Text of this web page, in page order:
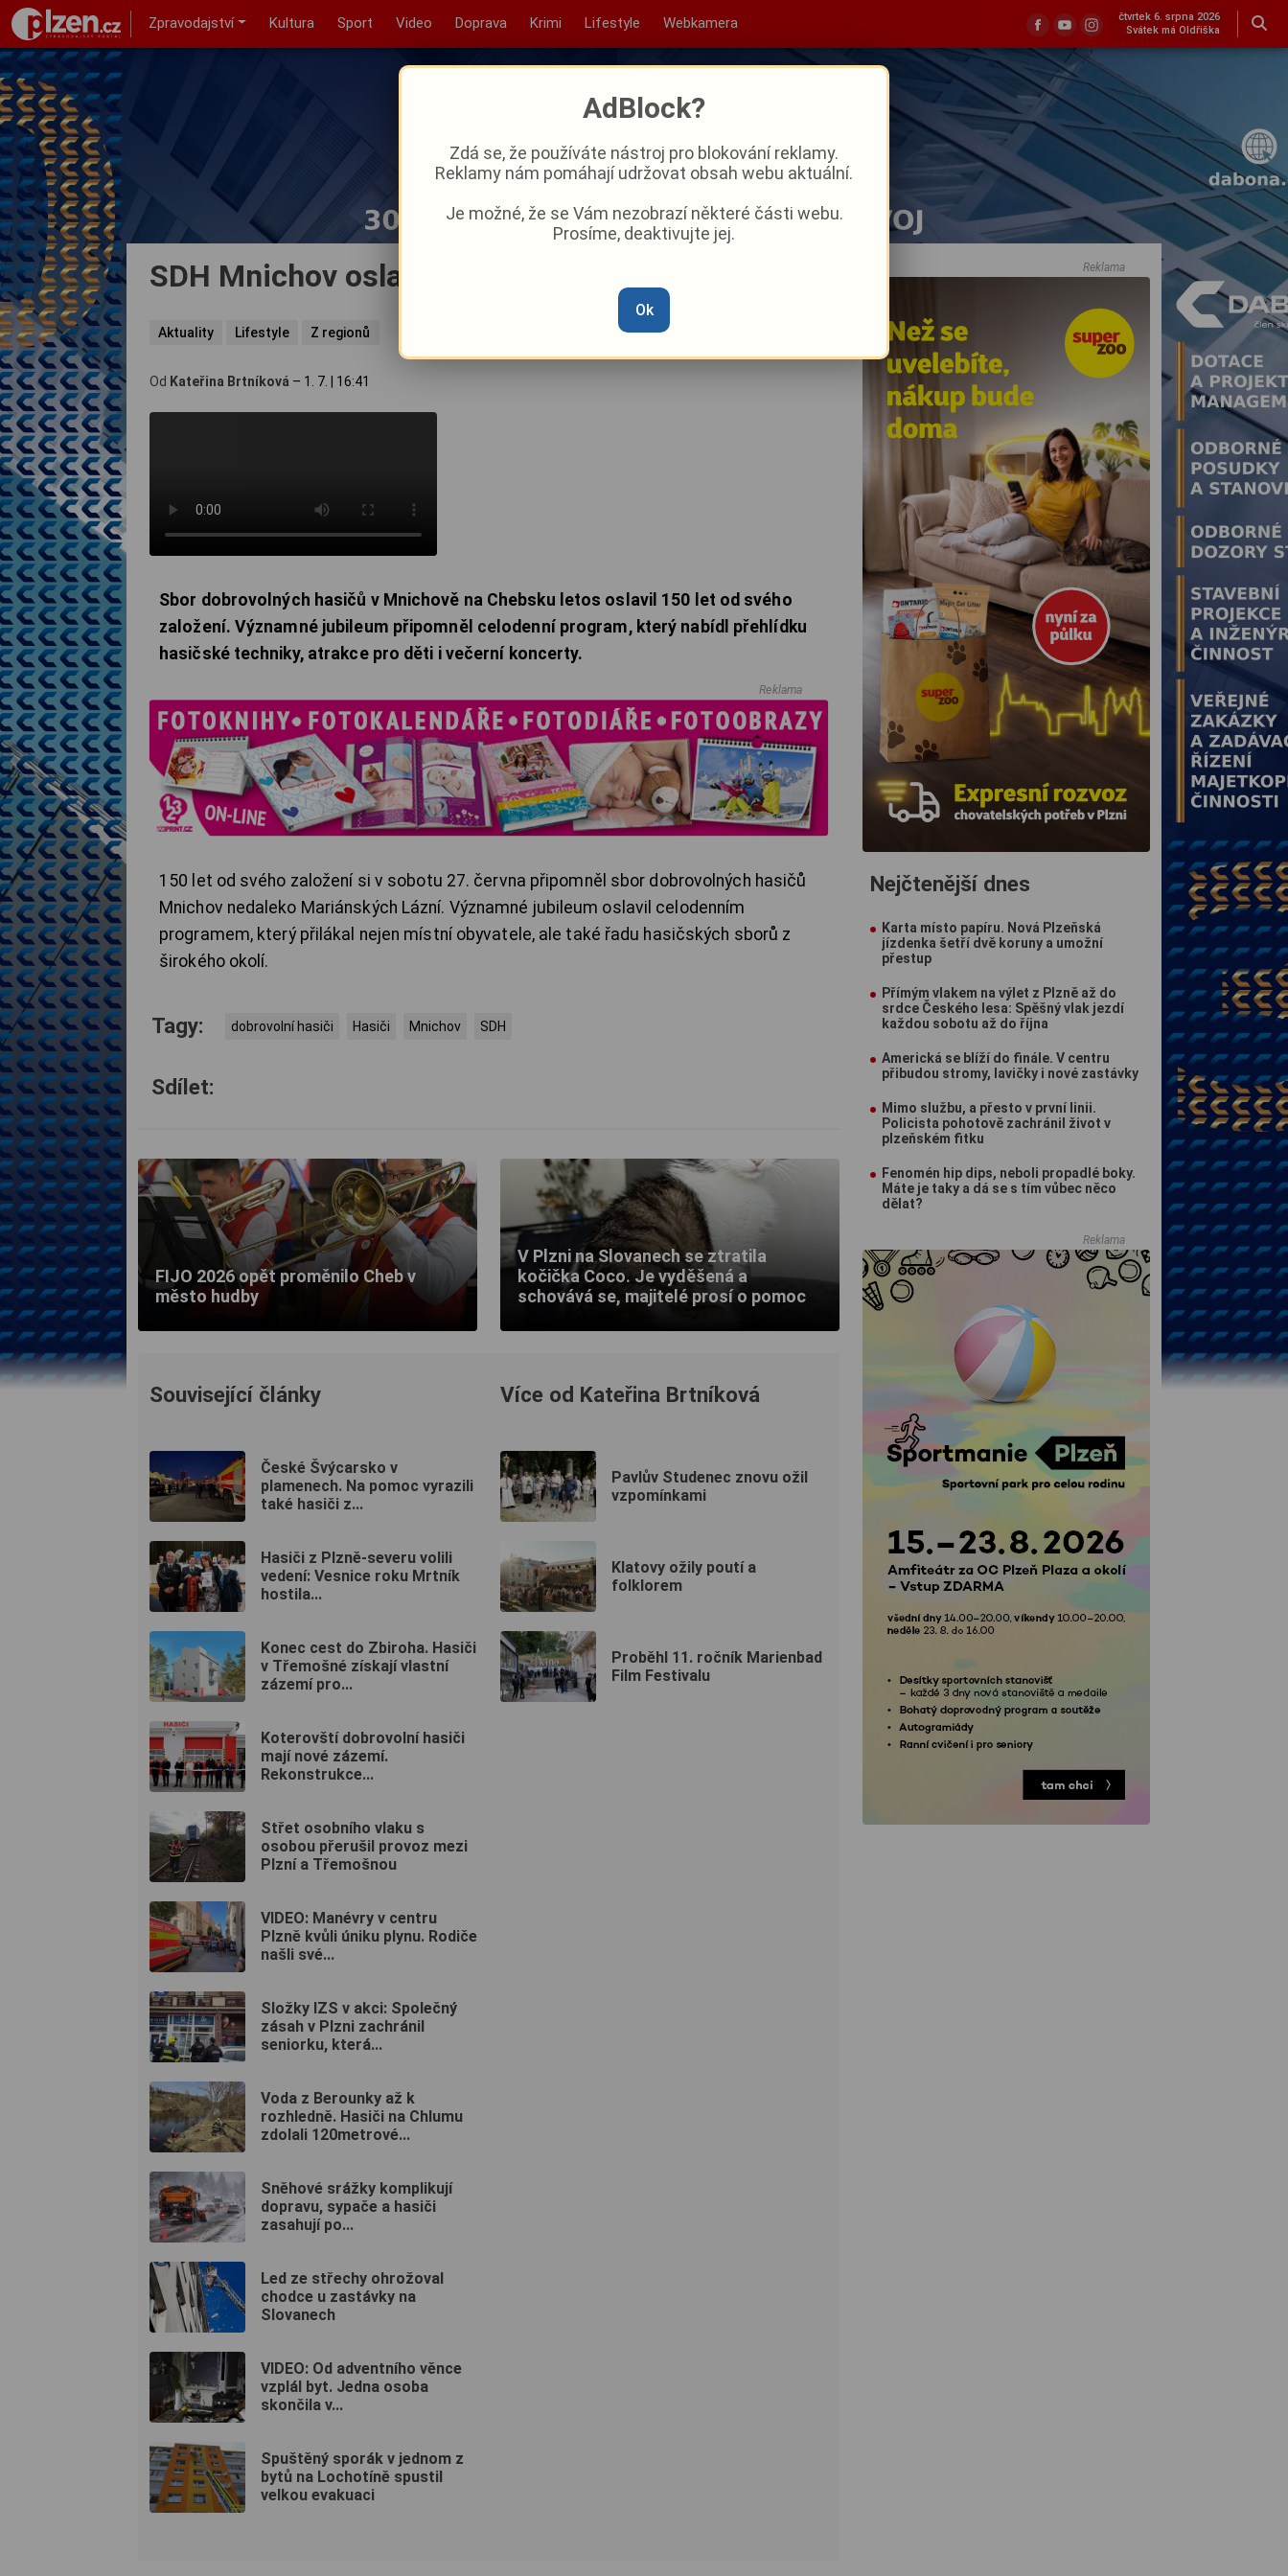
Zpravodajství Kultura Sport Video Doprava Krimi Lifestyle Webkamera
čtvrtek 6. srpna 2026
Svátek má Oldřiška
SDH Mnichov oslavil 150 let
Aktuality Lifestyle Z regionů
Od Kateřina Brtníková – 1. 7. 16:41
Sbor dobrovolných hasičů v Mnichově na Chebsku letos oslavil 150 let od svého
založení. Významné jubileum připomněl celodenní program, který nabídl přehlídku
hasičské techniky, atrakce pro děti i večerní koncerty.
Reklama
150 let od svého založení si v sobotu 27. června připomněl sbor dobrovolných hasičů
Mnichov nedaleko Mariánských Lázní. Významné jubileum oslavil celodenním
programem, který přilákal nejen místní obyvatele, ale také řadu hasičských sborů z
širokého okolí.
Tagy: dobrovolní hasiči Hasiči Mnichov SDH
Sdílet:
FIJO 2026 opět proměnilo Cheb v
město hudby
V Plzni na Slovanech se ztratila
kočička Coco. Je vyděšená a
schovává se, majitelé prosí o pomoc
Související články
České Švýcarsko v
plamenech. Na pomoc vyrazili
také hasiči z...
Hasiči z Plzně-severu volili
vedení: Vesnice roku Mrtník
hostila...
Konec cest do Zbiroha. Hasiči
v Třemošné získají vlastní
zázemí pro...
Koterovští dobrovolní hasiči
mají nové zázemí.
Rekonstrukce...
Střet osobního vlaku s
osobou přerušil provoz mezi
Plzní a Třemošnou
VIDEO: Manévry v centru
Plzně kvůli úniku plynu. Rodiče
našli své...
Složky IZS v akci: Společný
zásah v Plzni zachránil
seniorku, která...
Voda z Berounky až k
rozhledně. Hasiči na Chlumu
zdolali 120metrové...
Sněhové srážky komplikují
dopravu, sypače a hasiči
zasahují po...
Led ze střechy ohrožoval
chodce u zastávky na
Slovanech
VIDEO: Od adventního věnce
vzplál byt. Jedna osoba
skončila v...
Spuštěný sporák v jednom z
bytů na Lochotíně spustil
velkou evakuaci
Více od Kateřina Brtníková
Pavlův Studenec znovu ožil
vzpomínkami
Klatovy ožily poutí a
folklorem
Proběhl 11. ročník Marienbad
Film Festivalu
Reklama
Nejčtenější dnes
Karta místo papíru. Nová Plzeňská
jízdenka šetří dvě koruny a umožní
přestup
Přímým vlakem na výlet z Plzně až do
srdce Českého lesa: Spěšný vlak jezdí
každou sobotu až do října
Americká se blíží do finále. V centru
přibudou stromy, lavičky i nové zastávky
Mimo službu, a přesto v první linii.
Policista pohotově zachránil život v
plzeňském fitku
Fenomén hip dips, neboli propadlé boky.
Máte je taky a dá se s tím vůbec něco
dělat?
Reklama
AdBlock?
Zdá se, že používáte nástroj pro blokování reklamy.
Reklamy nám pomáhají udržovat obsah webu aktuální.
Je možné, že se Vám nezobrazí některé části webu.
Prosíme, deaktivujte jej.
Ok